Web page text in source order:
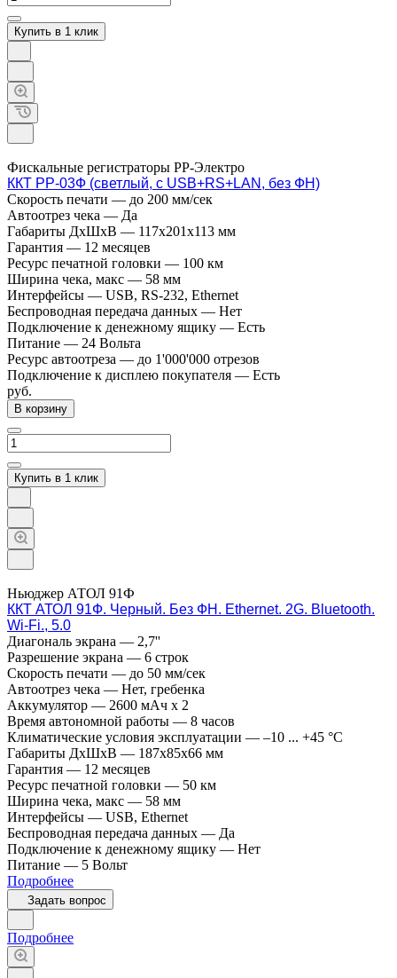
Купить в 1 клик
Фискальные регистраторы РР-Электро
ККТ РР-03Ф (светлый, с USB+RS+LAN, без ФН)
Скорость печати — до 200 мм/сек
Автоотрез чека — Да
Габариты ДхШхВ — 117х201х113 мм
Гарантия — 12 месяцев
Ресурс печатной головки — 100 км
Ширина чека, макс — 58 мм
Интерфейсы — USB, RS-232, Ethernet
Беспроводная передача данных — Нет
Подключение к денежному ящику — Есть
Питание — 24 Вольта
Ресурс автоотреза — до 1'000'000 отрезов
Подключение к дисплею покупателя — Есть
руб.
В корзину
Купить в 1 клик
Ньюджер АТОЛ 91Ф
ККТ АТОЛ 91Ф. Черный. Без ФН. Ethernet. 2G. Bluetooth.
Wi-Fi., 5.0
Диагональ экрана — 2,7''
Разрешение экрана — 6 строк
Скорость печати — до 50 мм/сек
Автоотрез чека — Нет, гребенка
Аккумулятор — 2600 мАч х 2
Время автономной работы — 8 часов
Климатические условия эксплуатации — –10 ... +45 °C
Габариты ДхШхВ — 187х85х66 мм
Гарантия — 12 месяцев
Ресурс печатной головки — 50 км
Ширина чека, макс — 58 мм
Интерфейсы — USB, Ethernet
Беспроводная передача данных — Да
Подключение к денежному ящику — Нет
Питание — 5 Вольт
Подробнее
Задать вопрос
Подробнее